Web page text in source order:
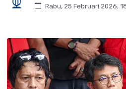
Rabu, 25 Februari 2026,